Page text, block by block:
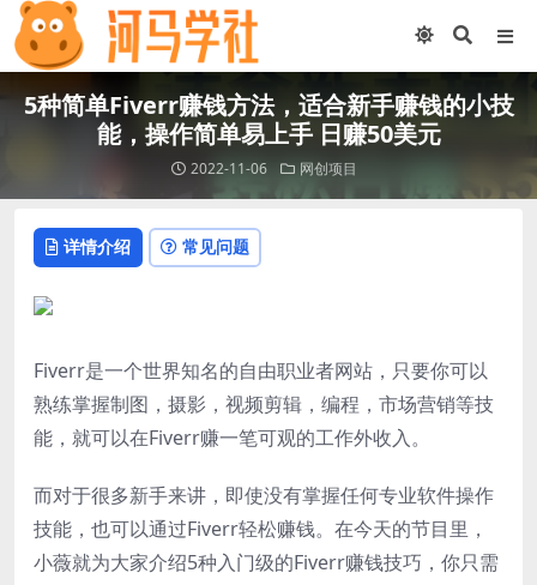
5种简单Fiverr赚钱方法，适合新手赚钱的小技
能，操作简单易上手 日赚50美元
2022-11-06 网创项目
详情介绍 常见问题
Fiverr是一个世界知名的自由职业者网站，只要你可以
熟练掌握制图，摄影，视频剪辑，编程，市场营销等技
能，就可以在Fiverr赚一笔可观的工作外收入。
而对于很多新手来讲，即使没有掌握任何专业软件操作
技能，也可以通过Fiverr轻松赚钱。在今天的节目里，
小薇就为大家介绍5种入门级的Fiverr赚钱技巧，你只需